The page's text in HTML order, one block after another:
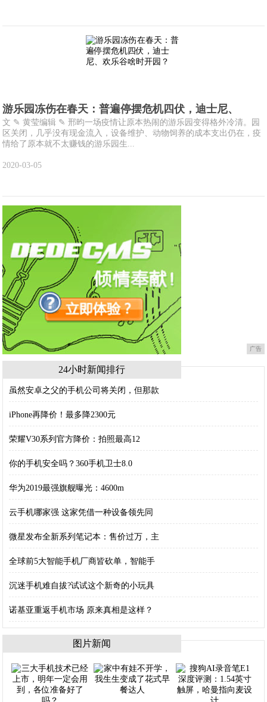
游乐园冻伤在春天：普遍停摆危机四伏，迪士尼、
文 ✎ 黄莹编辑 ✎ 邢昀一场疫情让原本热闹的游乐园变得格外冷清。园
区关闭，几乎没有现金流入，设备维护、动物饲养的成本支出仍在，疫
情给了原本就不太赚钱的游乐园生...
2020-03-05
广告
24小时新闻排行
虽然安卓之父的手机公司将关闭，但那款
iPhone再降价！最多降2300元
荣耀V30系列官方降价：拍照最高12
你的手机安全吗？360手机卫士8.0
华为2019最强旗舰曝光：4600m
云手机哪家强 这家凭借一种设备领先同
微星发布全新系列笔记本：售价过万，主
全球前5大智能手机厂商皆砍单，智能手
沉迷手机难自拔?试试这个新奇的小玩具
诺基亚重返手机市场 原来真相是这样？
图片新闻